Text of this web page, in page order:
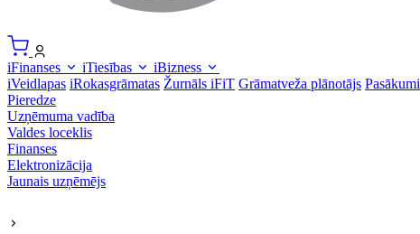
iFinanses iTiesības
iBizness
iVeidlapas iRokasgrāmatas Žurnāls iFiT Grāmatveža plānotājs Pasākumi
Pieredze
Uzņēmuma vadība
Valdes loceklis
Finanses
Elektronizācija
Jaunais uzņēmējs